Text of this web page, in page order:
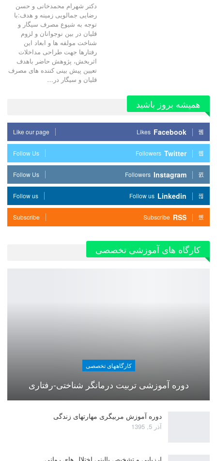
دکتر شهرام محمدخانی و حسن
رضایی جمالویی زمینه و هدف:با
توجه به شیوع مصرف سیگار و
قلیان در بین نوجوانان و لزوم
شناخت مولفه ها و ابعاد این
رفتارها جهت طراحی مداخلات
اثربخش، پژوهش حاضر باهدف
تعیین پیش بینی کننده های مصرف
قلیان و سیگار در…
همیشه بروز باشید
Facebook
Likes
Like our page
Twitter
Followers
Follow Us
Instagram
Followers
Follow Us
Linkedin
Follow us
Follow us
RSS
Subscribe
Subscribe
کارگاه های آموزشی تخصصی
کارگاههای تخصصی
دوره آموزشی تربیت درمانگر شناختی-رفتاری
دوره آموزش مربیگری مهارتهای زندگی
آذر 5, 1395
ارزیابی و تشخیص بالینی اختلال های روانی